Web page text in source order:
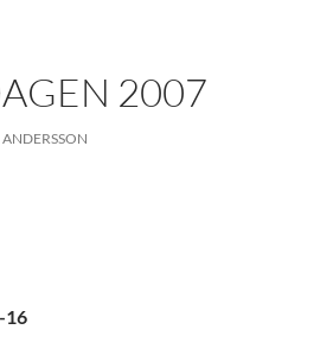
2007
ANDERSSON
16